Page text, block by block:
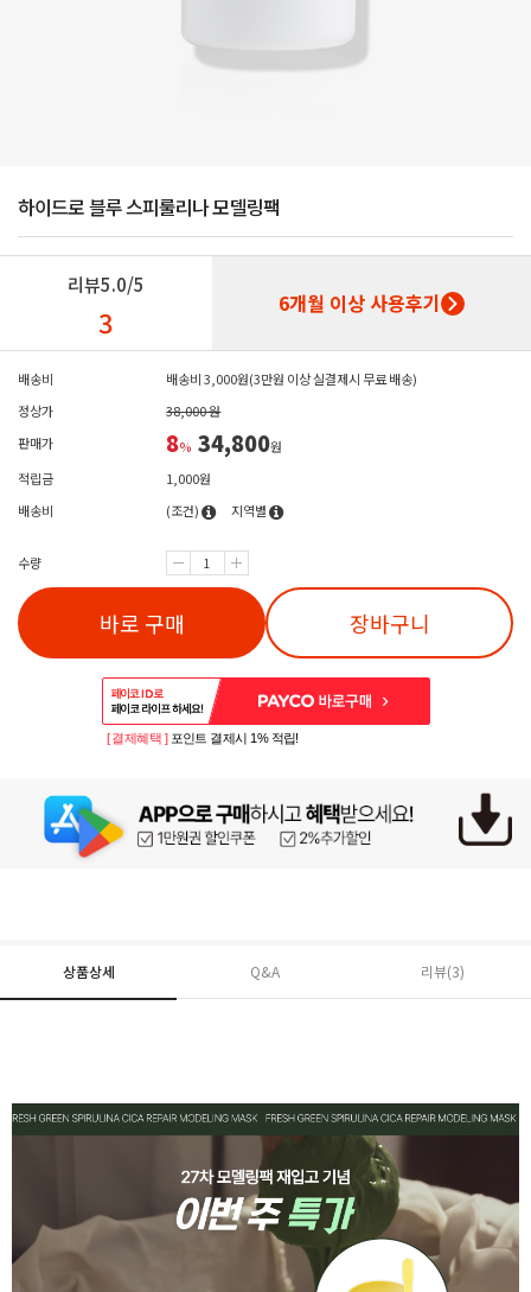
하이드로 블루 스피룰리나 모델링팩
리뷰5.0/5
3 6개월 이상 사용후기
배송비
배송비 3,000원(3만원 이상 실결제시 무료 배송)
정상가
38,000 원
판매가
8% 34,800원
적립금
1,000원
배송비
(조건) 지역별
수량
바로 구매 장바구니
PAYCO 바로구매
[ 결제혜택 ] 포인트 결제시 1% 적립!
상품상세 Q&A 리뷰(3)